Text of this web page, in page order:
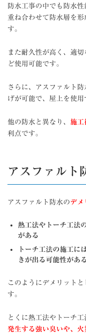
防水工事の中でも防水
重ね合わせて防水層を
す。
また耐久性が高く、適
ど使用可能です。
さらに、アスファルト
げが可能で、屋上を使用
他の防水と異なり、 施工
利点です。
アスファルト
アスファルト防水のデメ
熱工法やトーチ工法
がある
トーチ工法の施工に
きが出る可能性がある
このようにデメリット
す。
とくに熱工法やトーチ工
発生する強い臭いや、火